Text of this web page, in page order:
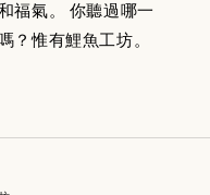
福氣。 你聽過哪一
？惟有鯉魚工坊。